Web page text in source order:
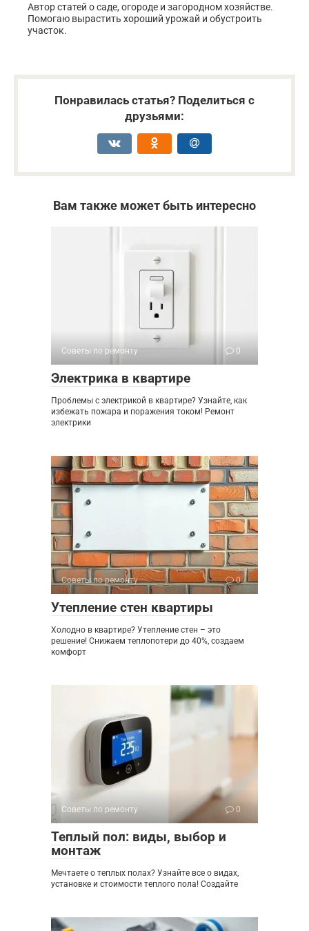
Автор статей о саде, огороде и загородном хозяйстве.
Помогаю вырастить хороший урожай и обустроить
участок.
Понравилась статья? Поделиться с
друзьями:
Вам также может быть интересно
Советы по ремонту 0
Электрика в квартире
Проблемы с электрикой в квартире? Узнайте, как
избежать пожара и поражения током! Ремонт
электрики
Советы по ремонту 0
Утепление стен квартиры
Холодно в квартире? Утепление стен – это
решение! Снижаем теплопотери до 40%, создаем
комфорт
Советы по ремонту 0
Теплый пол: виды, выбор и
монтаж
Мечтаете о теплых полах? Узнайте все о видах,
установке и стоимости теплого пола! Создайте